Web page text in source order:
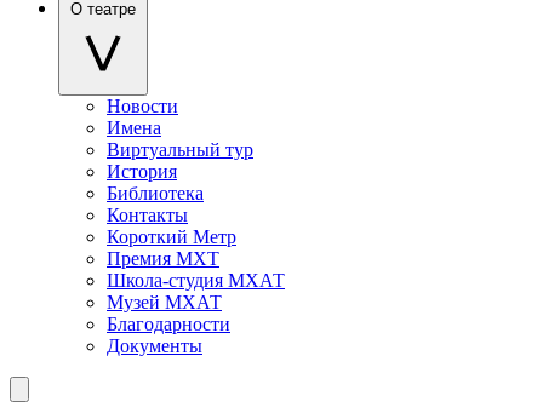
О театре
Новости
Имена
Виртуальный тур
История
Библиотека
Контакты
Короткий Метр
Премия МХТ
Школа-студия МХАТ
Музей МХАТ
Благодарности
Документы